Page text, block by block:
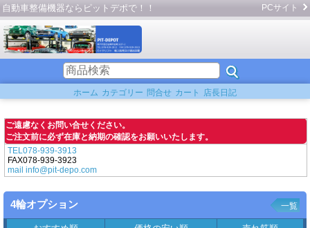
自動車整備機器ならピットデポで！！ PCサイト
ホーム カテゴリー 問合せ カート 店長日記
ご遠慮なくお問い合せください。
ご注文前に必ず在庫と納期の確認をお願いいたします。
TEL078-939-3913
FAX078-939-3923
mail info@pit-depo.com
4輪オプション 一覧